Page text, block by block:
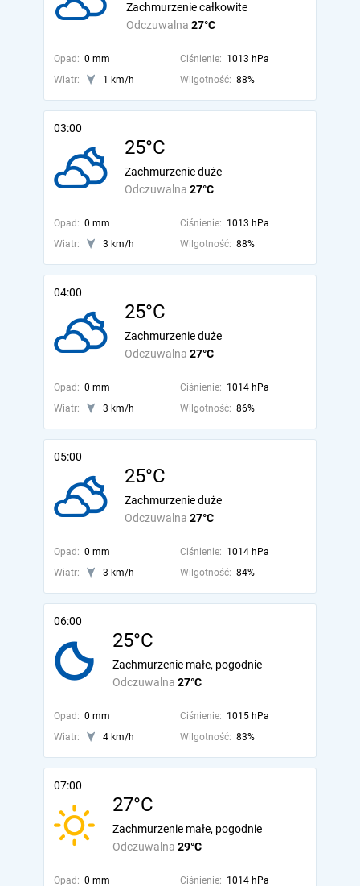
Odczuwalna 27°C
Zachmurzenie całkowite
Opad: 0 mm Ciśnienie: 1013 hPa
Wiatr:
1 km/h Wilgotność: 88%
03:00
25°C
Odczuwalna 27°C
Zachmurzenie duże
Opad: 0 mm Ciśnienie: 1013 hPa
Wiatr:
3 km/h Wilgotność: 88%
04:00
25°C
Odczuwalna 27°C
Zachmurzenie duże
Opad: 0 mm Ciśnienie: 1014 hPa
Wiatr:
3 km/h Wilgotność: 86%
05:00
25°C
Odczuwalna 27°C
Zachmurzenie duże
Opad: 0 mm Ciśnienie: 1014 hPa
Wiatr:
3 km/h Wilgotność: 84%
06:00
25°C
Odczuwalna 27°C
Zachmurzenie małe, pogodnie
Opad: 0 mm Ciśnienie: 1015 hPa
Wiatr:
4 km/h Wilgotność: 83%
07:00
27°C
Odczuwalna 29°C
Zachmurzenie małe, pogodnie
Opad: 0 mm Ciśnienie: 1014 hPa